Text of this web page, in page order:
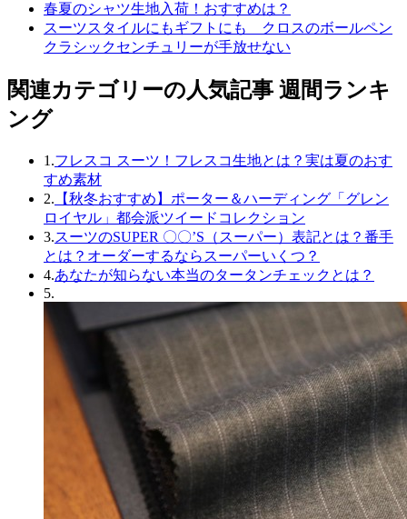
春夏のシャツ生地入荷！おすすめは？
スーツスタイルにもギフトにも クロスのボールペン
クラシックセンチュリーが手放せない
関連カテゴリーの人気記事 週間ランキ
ング
1.フレスコ スーツ！フレスコ生地とは？実は夏のおす
すめ素材
2. 【秋冬おすすめ】ポーター＆ハーディング「グレン
ロイヤル」都会派ツイードコレクション
3.スーツのSUPER 〇〇’S（スーパー）表記とは？番手
とは？オーダーするならスーパーいくつ？
4.あなたが知らない本当のタータンチェックとは？
5.